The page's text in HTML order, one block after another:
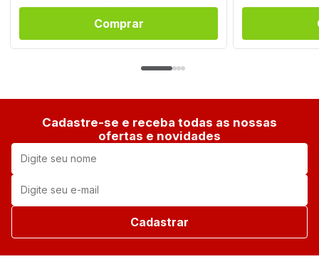
Comprar
Cadastre-se e receba todas as nossas
ofertas e novidades
Cadastrar